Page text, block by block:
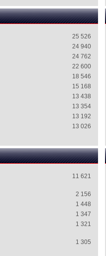
25 526
24 940
24 762
22 600
18 546
15 168
13 438
13 354
13 192
13 026
11 621
2 156
1 448
1 347
1 321
1 305